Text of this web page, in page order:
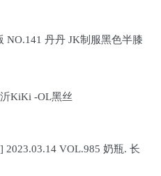
NO.141 丹丹 JK制服黑色半膝
KiKi -OL黑丝
VOL.985 奶瓶. 长